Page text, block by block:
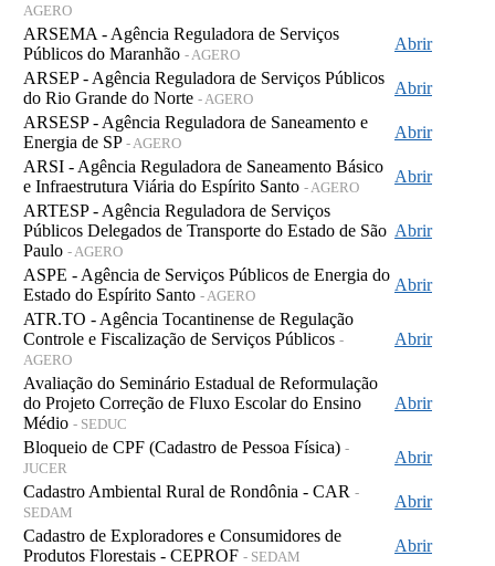
AGERO
ARSEMA - Agência Reguladora de Serviços
Públicos do Maranhão - AGERO
Abrir
ARSEP - Agência Reguladora de Serviços Públicos
do Rio Grande do Norte - AGERO
Abrir
ARSESP - Agência Reguladora de Saneamento e
Energia de SP - AGERO
Abrir
ARSI - Agência Reguladora de Saneamento Básico
e Infraestrutura Viária do Espírito Santo - AGERO
Abrir
ARTESP - Agência Reguladora de Serviços
Públicos Delegados de Transporte do Estado de São
Paulo - AGERO
Abrir
ASPE - Agência de Serviços Públicos de Energia do
Estado do Espírito Santo - AGERO
Abrir
ATR.TO - Agência Tocantinense de Regulação
Controle e Fiscalização de Serviços Públicos -
AGERO
Abrir
Avaliação do Seminário Estadual de Reformulação
do Projeto Correção de Fluxo Escolar do Ensino
Médio - SEDUC
Abrir
Bloqueio de CPF (Cadastro de Pessoa Física) -
JUCER
Abrir
Cadastro Ambiental Rural de Rondônia - CAR -
SEDAM
Abrir
Cadastro de Exploradores e Consumidores de
Produtos Florestais - CEPROF - SEDAM
Abrir